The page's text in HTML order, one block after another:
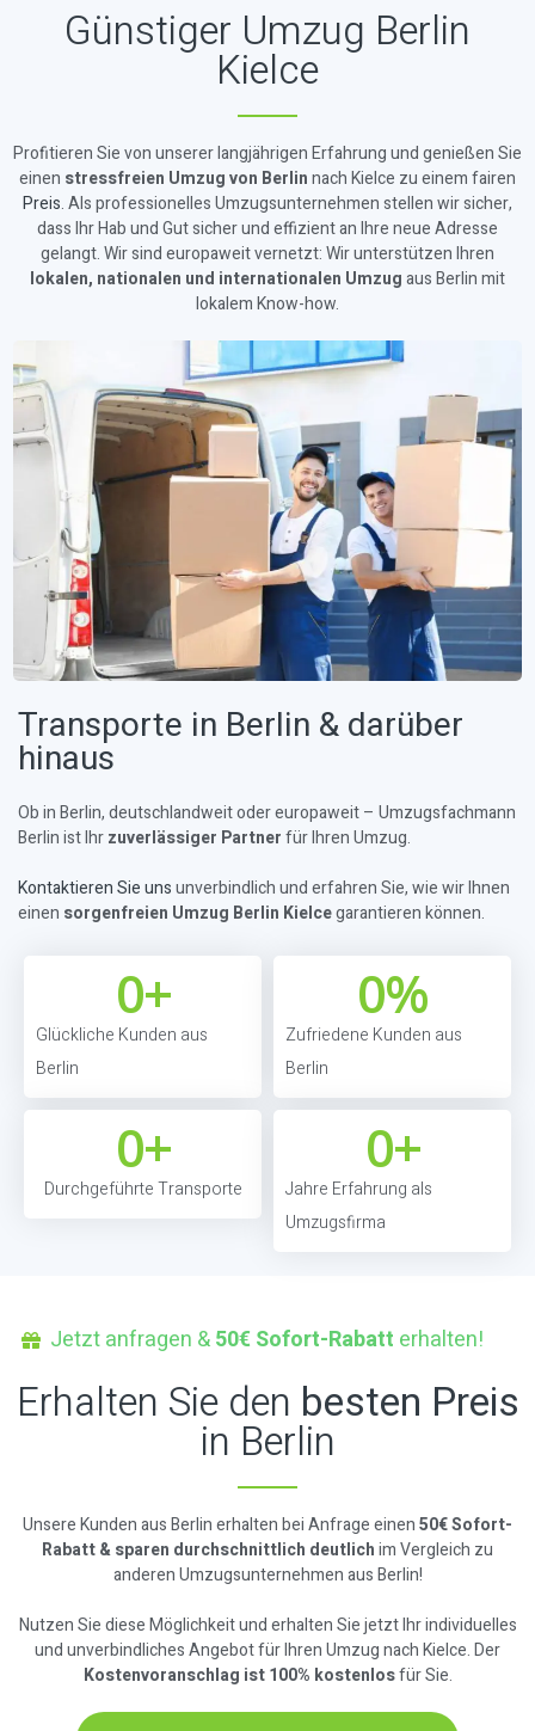
Günstiger Umzug Berlin
Kielce
Profitieren Sie von unserer langjährigen Erfahrung und genießen Sie
einen stressfreien Umzug von Berlinnach Kielce zu einem fairen
Preis. Als professionelles Umzugsunternehmen stellen wir sicher,
dass Ihr Hab und Gut sicher und effizient an Ihre neue Adresse
gelangt. Wir sind europaweit vernetzt: Wir unterstützen Ihren
lokalen, nationalen und internationalen Umzugaus Berlin mit
lokalem Know-how.
Transporte in Berlin & darüber
hinaus
Ob in Berlin, deutschlandweit oder europaweit – Umzugsfachmann
Berlin ist Ihrzuverlässiger Partnerfür Ihren Umzug.
Kontaktieren Sie unsunverbindlich und erfahren Sie, wie wir Ihnen
einen sorgenfreien Umzug Berlin Kielcegarantieren können.
Glückliche Kunden aus
Berlin
0+
Zufriedene Kunden aus
Berlin
0%
Durchgeführte Transporte
0+
Jahre Erfahrung als
Umzugsfirma
0+
Jetzt anfragen &50€ Sofort-Rabatt erhalten!
Erhalten Sie den besten Preis
in Berlin
Unsere Kunden aus Berlin erhalten bei Anfrage einen50€ Sofort-
Rabatt & sparen durchschnittlich deutlichim Vergleich zu
anderen Umzugsunternehmen aus Berlin!
Nutzen Sie diese Möglichkeit und erhalten Sie jetzt Ihr individuelles
und unverbindliches Angebot für Ihren Umzug nach Kielce. Der
Kostenvoranschlag ist 100% kostenlosfür Sie.